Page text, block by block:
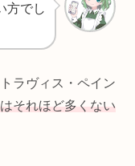
方でし
ラヴィス・ペイン
それほど多くない